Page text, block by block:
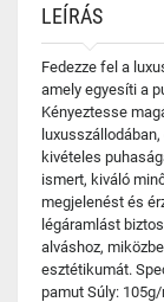
LEÍRÁS
Fedezze fel a
amely egyesíti a
Kényeztesse
kivételes
ismert, kiváló
megjelenést és
légáramlást
alváshoz,
esztétikumát.
pamut Súly: